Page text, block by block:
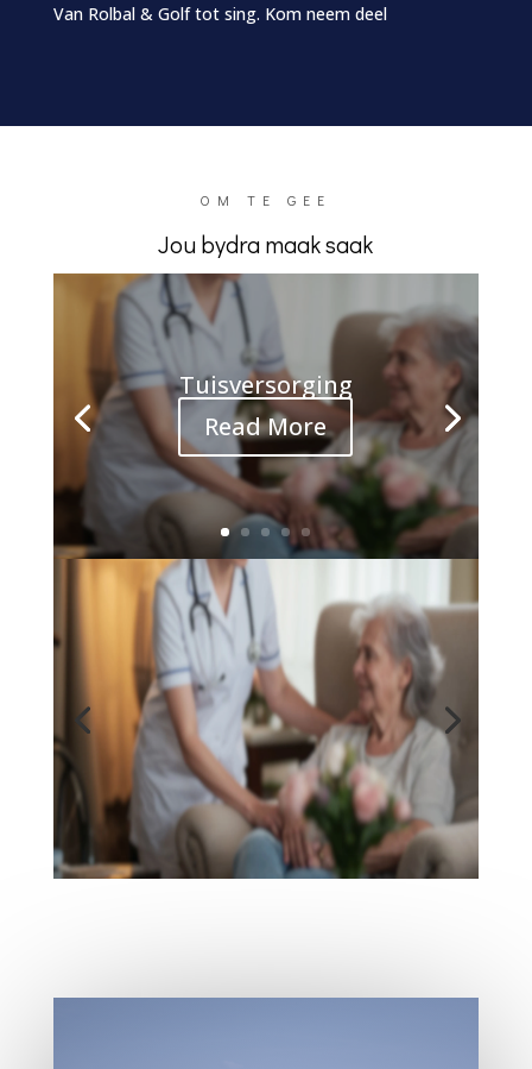
Van Rolbal & Golf tot sing. Kom neem deel
OM TE GEE
Jou bydra maak saak
Tuisversorging
Read More